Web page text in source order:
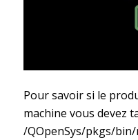
Pour savoir si le
machine vous devez
/QOpenSys/pkgs/